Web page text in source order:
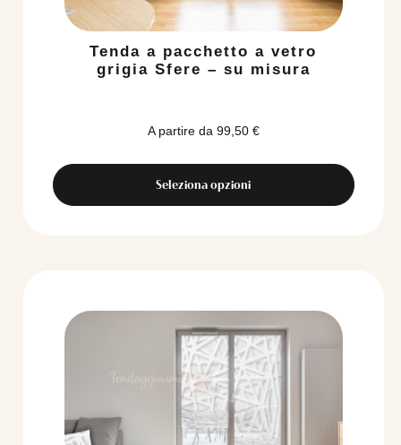
Tenda a pacchetto a vetro
grigia Sfere – su misura
A partire da 99,50 €
Seleziona opzioni